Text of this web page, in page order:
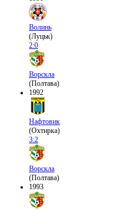
Волинь
(Луцьк)
2:0
Ворскла
(Полтава)
1992
Нафтовик
(Охтирка)
3:2
Ворскла
(Полтава)
1993